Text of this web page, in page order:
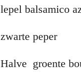
lepel balsamico
zwarte peper
Halve groente